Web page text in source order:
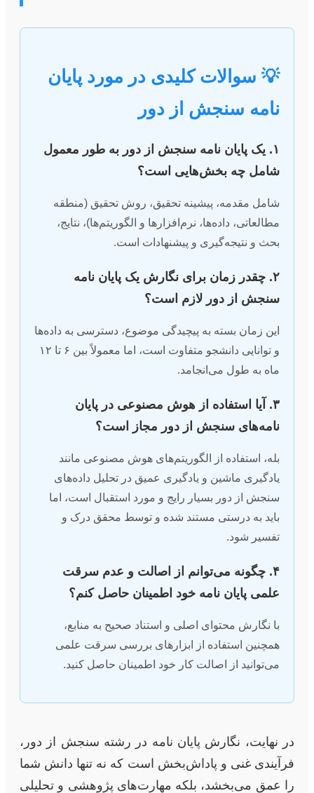
💡 سوالات کلیدی در مورد پایان
نامه سنجش از دور
۱. یک پایان نامه سنجش از دور به طور معمول
شامل چه بخش‌هایی است؟
شامل مقدمه، پیشینه تحقیق، روش تحقیق (منطقه
مطالعاتی، داده‌ها، نرم‌افزارها و الگوریتم‌ها)، نتایج،
بحث و نتیجه‌گیری و پیشنهادات است.
۲. چقدر زمان برای نگارش یک پایان نامه
سنجش از دور لازم است؟
این زمان بسته به پیچیدگی موضوع، دسترسی به داده‌ها
و توانایی دانشجو متفاوت است، اما معمولاً بین ۶ تا ۱۲
ماه به طول می‌انجامد.
۳. آیا استفاده از هوش مصنوعی در پایان
نامه‌های سنجش از دور مجاز است؟
بله، استفاده از الگوریتم‌های هوش مصنوعی مانند
یادگیری ماشین و یادگیری عمیق در تحلیل داده‌های
سنجش از دور بسیار رایج و مورد استقبال است، اما
باید به درستی مستند شده و توسط محقق درک و
تفسیر شود.
۴. چگونه می‌توانم از اصالت و عدم سرقت
علمی پایان نامه خود اطمینان حاصل کنم؟
با نگارش محتوای اصلی و استناد صحیح به منابع،
همچنین استفاده از ابزارهای بررسی سرقت علمی
می‌توانید از اصالت کار خود اطمینان حاصل کنید.
در نهایت، نگارش پایان نامه در رشته سنجش از دور،
فرآیندی غنی و پاداش‌بخش است که نه تنها دانش شما
را عمق می‌بخشد، بلکه مهارت‌های پژوهشی و تحلیلی